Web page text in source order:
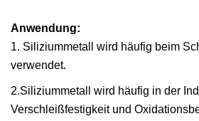
Anwendung:
1. Siliziummetall wird häufig beim
verwendet.
2.Siliziummetall wird häufig in der
Verschleißfestigkeit und